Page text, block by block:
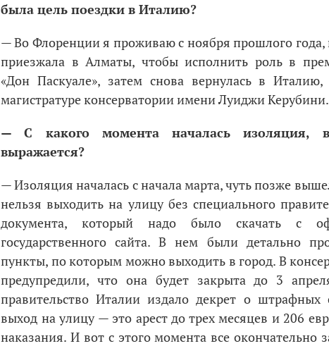
была цель поездки в Италию?
— Во Флоренции я проживаю с ноября прошлого года,
приезжала в Алматы, чтобы исполнить роль в
«Дон Паскуале», затем снова вернулась в Италию,
магистратуре консерватории имени Луиджи Керубини.
— С какого момента началась изоляция,
выражается?
— Изоляция началась с начала марта, чуть позже
нельзя выходить на улицу без специального
документа, который надо было скачать с
государственного сайта. В нем были детально
пункты, по которым можно выходить в город. В
предупредили, что она будет закрыта до 3
правительство Италии издало декрет о штрафных
выход на улицу — это арест до трех месяцев и 206
наказания. И вот с этого момента все окончательно